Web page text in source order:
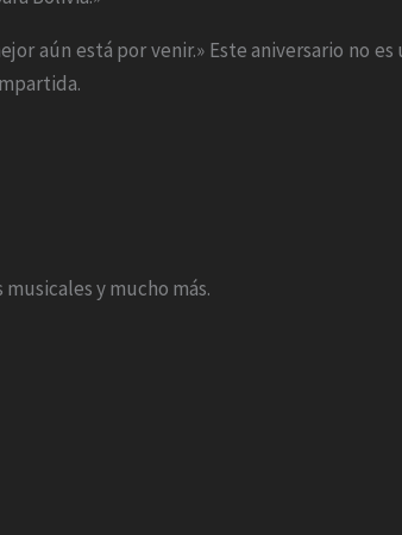
aún está por venir.» Este aniversario no
y mucho más.